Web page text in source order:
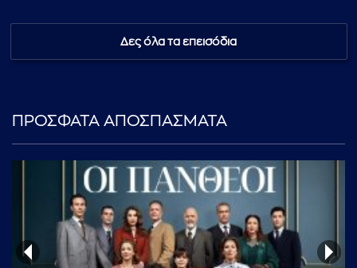
Δες όλα τα επεισόδια
ΠΡΟΣΦΑΤΑ ΑΠΟΣΠΑΣΜΑΤΑ